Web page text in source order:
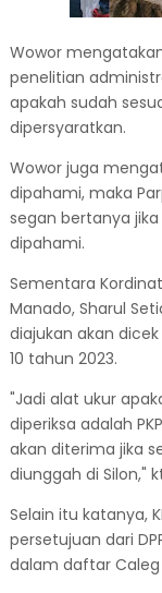
Wowor
penelitian
apakah sudah
dipersyaratkan.
Wowor juga
dipahami, maka
segan bertanya
dipahami.
Sementara
Manado, Sharul
diajukan akan dicek
10 tahun 2023.
"Jadi alat ukur
diperiksa adalah
akan diterima jika
diunggah di Silon,"
Selain itu katanya,
persetujuan dari
dalam daftar